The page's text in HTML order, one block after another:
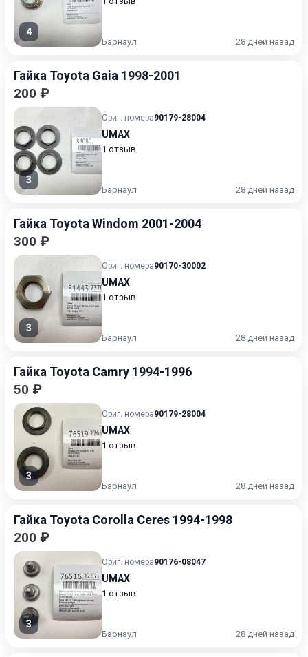
4
Барнаул 28 дней назад
Гайка Toyota Gaia 1998-2001
200 ₽
3
Ориг. номера90179-28004
UMAX
1 отзыв
Барнаул 28 дней назад
Гайка Toyota Windom 2001-2004
300 ₽
3
Ориг. номера90170-30002
UMAX
1 отзыв
Барнаул 28 дней назад
Гайка Toyota Camry 1994-1996
50 ₽
3
Ориг. номера90179-28004
UMAX
1 отзыв
Барнаул 28 дней назад
Гайка Toyota Corolla Ceres 1994-1998
200 ₽
3
Ориг. номера90176-08047
UMAX
1 отзыв
Барнаул 28 дней назад